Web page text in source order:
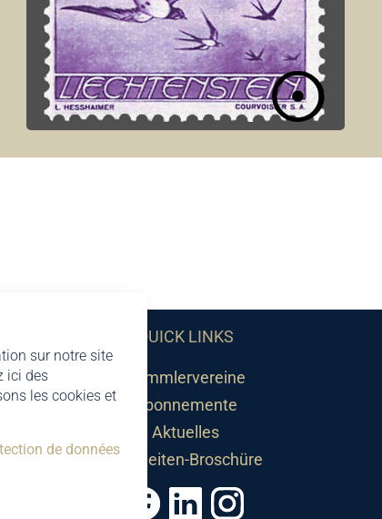
sur notre site
ici des
les cookies et
de données
QUICK LINKS
Sammlervereine
Abonnemente
Aktuelles
Neuheiten-Broschüre